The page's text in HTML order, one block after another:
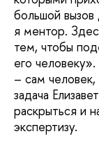
большой
я ментор.
тем, чтобы
его
– сам
задача
раскрыться и
экспертизу.